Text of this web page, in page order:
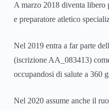
A marzo 2018 diventa libero
e preparatore atletico
Nel 2019 entra a far parte
(iscrizione AA_083413)
occupandosi di salute a 360
Nel 2020 assume anche il